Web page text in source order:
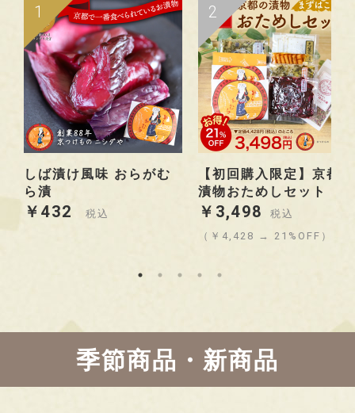
1
しば漬け風味 おらがむ
ら漬
￥432 税込
2
【初回購入限定】京都の
漬物おためしセット
￥3,498
税込
（￥4,428 → 21%OFF）
季節商品・新商品